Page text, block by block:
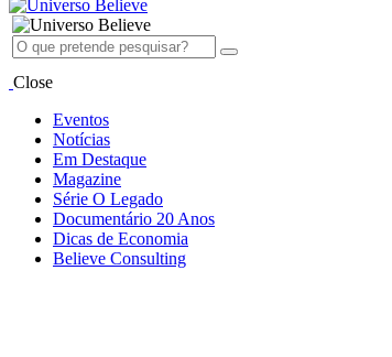
Close
Eventos
Notícias
Em Destaque
Magazine
Série O Legado
Documentário 20 Anos
Dicas de Economia
Believe Consulting